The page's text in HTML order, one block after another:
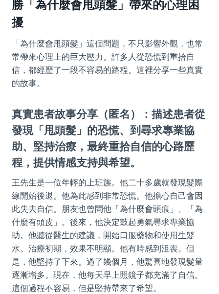
勝「為什麼會甩頭髮」帶來的心理困
擾
「為什麼會甩頭髮」這個問題，不只影響外觀，也常
常帶來心理上的巨大壓力。許多人從恐慌到重拾自
信，都經歷了一段不容易的路程。這裡分享一些真實
的故事。
真實患者故事分享（匿名）：描述患者從
發現「甩頭髮」的恐慌、到尋求專業協
助、堅持治療，最終重拾自信的心路歷
程，提供情感支持與希望。
王先生是一位年輕的上班族。他二十多歲就發現髮際
線開始後退。他為此感到非常恐慌。他擔心自己會因
此失去自信。朋友也曾問他「為什麼會頭痕」、「為
什麼有頭皮」。後來，他決定鼓起勇氣尋求專業協
助。他聽從醫生的建議，開始口服藥物和使用生髮
水。治療初期，效果不明顯。他有時感到沮喪。但
是，他堅持了下來。過了幾個月，他驚喜地發現髮量
逐漸增多。現在，他每天早上照鏡子都充滿了自信。
這個過程不容易，但是堅持帶來了希望。